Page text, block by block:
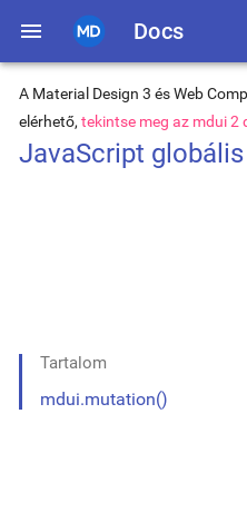
menu Docs
A Material Design 3 és Web
elérhető, tekintse meg az mdui 2
JavaScript
Tartalom
mdui.mutation()